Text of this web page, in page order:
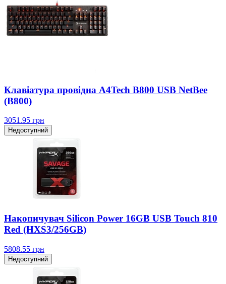
Клавіатура провідна A4Tech B800 USB NetBee
(B800)
3051.95 грн
Недоступний
Накопичувач Silicon Power 16GB USB Touch 810
Red (HXS3/256GB)
5808.55 грн
Недоступний